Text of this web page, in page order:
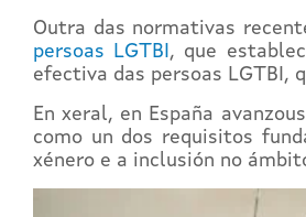
Outra das normativas
persoas LGTBI , que
efectiva das persoas LGTBI,
En xeral, en España
como un dos requisitos
xénero e a inclusión no